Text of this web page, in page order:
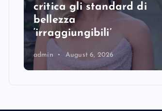
critica gli standard di
bellezza
‘irraggiungibili’
admin August 6, 2026